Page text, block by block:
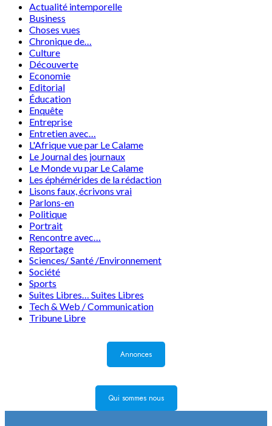
Actualité intemporelle
Business
Choses vues
Chronique de…
Culture
Découverte
Economie
Editorial
Éducation
Enquête
Entreprise
Entretien avec…
L'Afrique vue par Le Calame
Le Journal des journaux
Le Monde vu par Le Calame
Les éphémérides de la rédaction
Lisons faux, écrivons vrai
Parlons-en
Politique
Portrait
Rencontre avec…
Reportage
Sciences/ Santé /Environnement
Société
Sports
Suites Libres… Suites Libres
Tech & Web / Communication
Tribune Libre
Annonces
Qui sommes nous